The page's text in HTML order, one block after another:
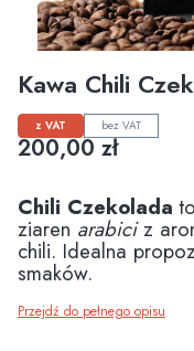
Kawa Chili
z VAT bez VAT
Cena
200,00 zł
Chili Czekolada
ziaren arabiciz
chili. Idealna
smaków.
Przejdź do pełnego opisu